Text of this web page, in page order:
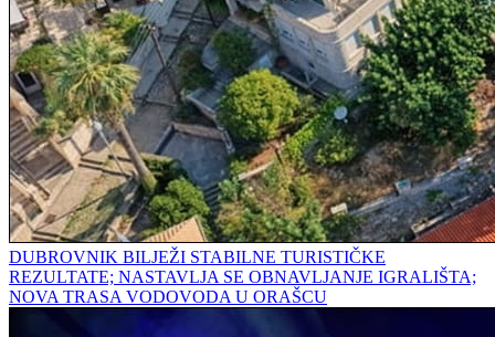
DUBROVNIK BILJEŽI STABILNE TURISTIČKE
REZULTATE; NASTAVLJA SE OBNAVLJANJE IGRALIŠTA;
NOVA TRASA VODOVODA U ORAŠCU